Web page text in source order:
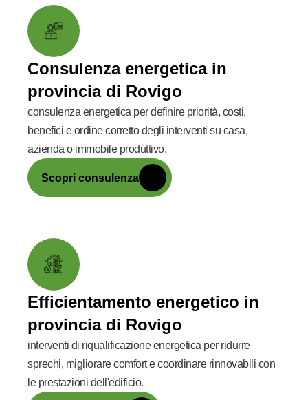
Consulenza energetica in
provincia di Rovigo
consulenza energetica per definire priorità, costi,
benefici e ordine corretto degli interventi su casa,
azienda o immobile produttivo.
Scopri consulenza
Efficientamento energetico in
provincia di Rovigo
interventi di riqualificazione energetica per ridurre
sprechi, migliorare comfort e coordinare rinnovabili con
le prestazioni dell'edificio.